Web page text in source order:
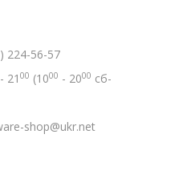
224-56-57
- 21 00 (1000 - 2000 сб-
shop@ukr.net